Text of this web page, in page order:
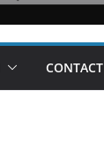
CONTACT